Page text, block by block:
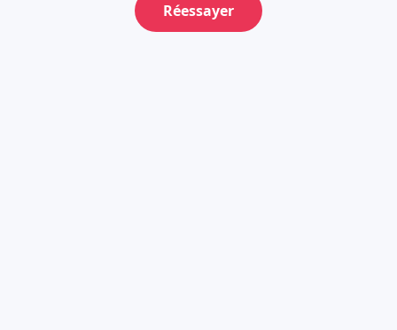
Réessayer